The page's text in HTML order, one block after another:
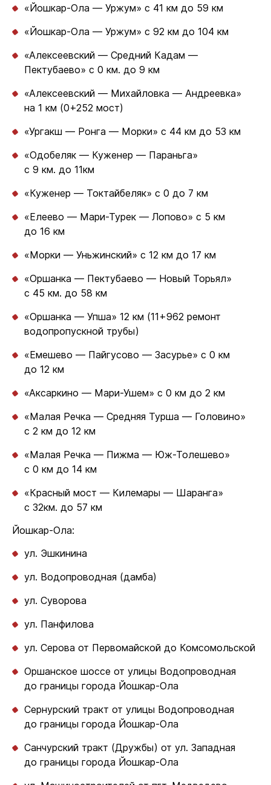
«Йошкар-Ола — Уржум» с 41 км до 59 км
«Йошкар-Ола — Уржум» с 92 км до 104 км
«Алексеевский — Средний Кадам —
Пектубаево» с 0 км. до 9 км
«Алексеевский — Михайловка — Андреевка»
на 1 км (0+252 мост)
«Ургакш — Ронга — Морки» с 44 км до 53 км
«Одобеляк — Куженер — Параньга»
с 9 км. до 11км
«Куженер — Токтайбеляк» с 0 до 7 км
«Елеево — Мари-Турек — Лопово» с 5 км
до 16 км
«Морки — Уньжинский» с 12 км до 17 км
«Оршанка — Пектубаево — Новый Торьял»
с 45 км. до 58 км
«Оршанка — Упша» 12 км (11+962 ремонт
водопропускной трубы)
«Емешево — Пайгусово — Засурье» с 0 км
до 12 км
«Аксаркино — Мари-Ушем» с 0 км до 2 км
«Малая Речка — Средняя Турша — Головино»
с 2 км до 12 км
«Малая Речка — Пижма — Юж-Толешево»
с 0 км до 14 км
«Красный мост — Килемары — Шаранга»
с 32км. до 57 км
Йошкар-Ола:
ул. Эшкинина
ул. Водопроводная (дамба)
ул. Суворова
ул. Панфилова
ул. Серова от Первомайской до Комсомольской
Оршанское шоссе от улицы Водопроводная
до границы города Йошкар-Ола
Сернурский тракт от улицы Водопроводная
до границы города Йошкар-Ола
Санчурский тракт (Дружбы) от ул. Западная
до границы города Йошкар-Ола